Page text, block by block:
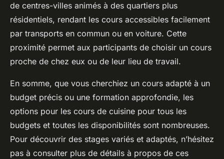
de centres-villes animés à des quartiers plus
résidentiels, rendant les cours accessibles facilement
par transports en commun ou en voiture. Cette
proximité permet aux participants de choisir un cours
proche de chez eux ou de leur lieu de travail.
En somme, que vous cherchiez un cours adapté à un
budget précis ou une formation approfondie, les
options pour les cours de cuisine pour tous les
budgets et toutes les disponibilités sont nombreuses.
Pour découvrir des stages variés et adaptés, n’hésitez
pas à consulter plus de détails à propos de ces